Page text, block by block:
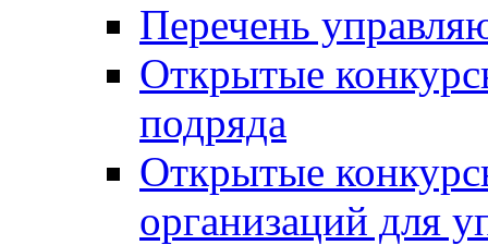
Перечень
Открытые
подряда
Открытые
организаций для